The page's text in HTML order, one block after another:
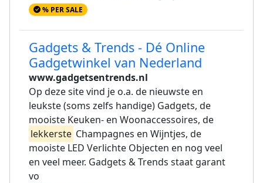
% PER SALE
Gadgets & Trends - Dé Online
Gadgetwinkel van Nederland
www.gadgetsentrends.nl
Op deze site vind je o.a. de nieuwste en
leukste (soms zelfs handige) Gadgets, de
mooiste Keuken- en Woonaccessoires, de
lekkerste Champagnes en Wijntjes, de
mooiste LED Verlichte Objecten en nog veel
en veel meer. Gadgets & Trends staat garant
vo